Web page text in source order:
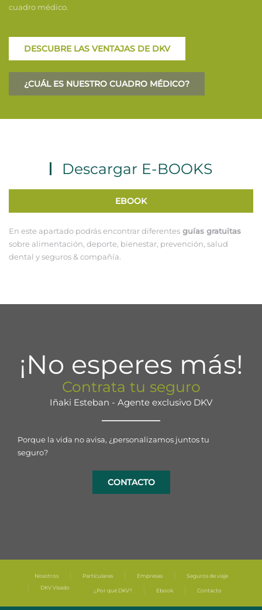
cuadro médico.
DESCUBRE LAS VENTAJAS DE DKV
¿CUÁL ES NUESTRO CUADRO MÉDICO?
Descargar E-BOOKS
EBOOK
En este apartado podrás encontrar diferentes guías gratuitas
sobre alimentación, deporte, bienestar, prevención, salud
dental y seguros & compañía.
¡No esperes más!
Contrata tu seguro
Iñaki Esteban - Agente exclusivo DKV
Porque la vida no avisa, ¿personalizamos juntos tu
seguro?
CONTACTO
Nosotros Particulares Empresas
Seguros de viaje
DKV Visado
¿Por qué DKV? Ebook Contacto